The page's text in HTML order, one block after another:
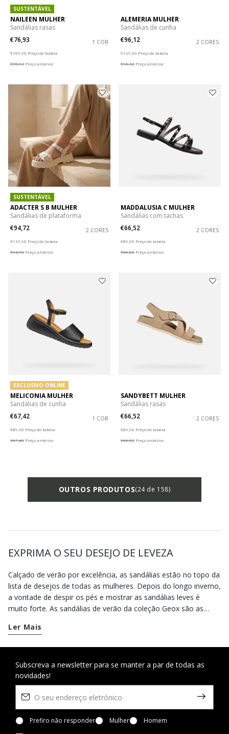
SUSTENTÁVEL
NAILEEN MULHER
Sandálias rasas
€76,93
1 COR
€109,90 Preço de tabela
€76,93 Preço anterior
ALEMERIA MULHER
Sandálias de cunha
€96,12
2 CORES
€129,90 Preço de tabela
€96,12 Preço anterior
SUSTENTÁVEL
ADACTER S B MULHER
Sandálias de plataforma
€94,72
2 CORES
€119,90 Preço de tabela
€94,72 Preço anterior
MADDALUSIA C MULHER
Sandálias com tachas
€66,52
2 CORES
€89,90 Preço de tabela
€66,52 Preço anterior
EXCLUSIVO ONLINE
MELICONIA MULHER
Sandálias de cunha
€67,42
1 COR
€89,90 Preço de tabela
€67,42 Preço anterior
SANDYBETT MULHER
Sandálias rasas
€66,52
2 CORES
€89,90 Preço de tabela
€66,52 Preço anterior
OUTROS PRODUTOS(24 de 158)
EXPRIMA O SEU DESEJO DE LEVEZA
Calçado de verão por excelência, as sandálias estão no topo da
lista de desejos de todas as mulheres. Depois do longo inverno,
a vontade de despir os pés e mostrar as sandálias leves é
muito forte. As sandálias de verão da coleção Geox são as
liberdade. Com o florescimento da primavera, chega o tempo
este período, a sua agenda enche-se de convites para festas e
cerimónias. A nossa coleção de sandálias elegantes é perfeita
para estas ocasiões. Confie na nossa seleção de sandálias
elegantes e sandálias de salto alto, para realçar os seus looks
mais requintados sem nunca comprometer o conforto. A nossa
seleção inclui não só saltos altos, mas também a versátil
Ler Mais
Subscreva a newsletter para se manter a par de todas as
novidades!
Prefiro não responder Mulher
Homem